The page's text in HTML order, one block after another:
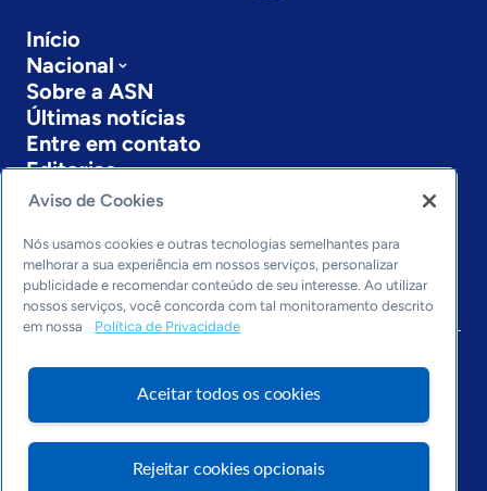
Início
Nacional
Sobre a ASN
Últimas notícias
Entre em contato
Editorias
Economia & Política
Inovação & Tecnologia
Cultura empreendedora
Dados
Arquivo
Aviso de Cookies
Nós usamos cookies e outras tecnologias semelhantes para
melhorar a sua experiência em nossos serviços, personalizar
publicidade e recomendar conteúdo de seu interesse. Ao utilizar
nossos serviços, você concorda com tal monitoramento descrito
em nossa
Política de Privacidade
Aceitar todos os cookies
Rejeitar cookies opcionais